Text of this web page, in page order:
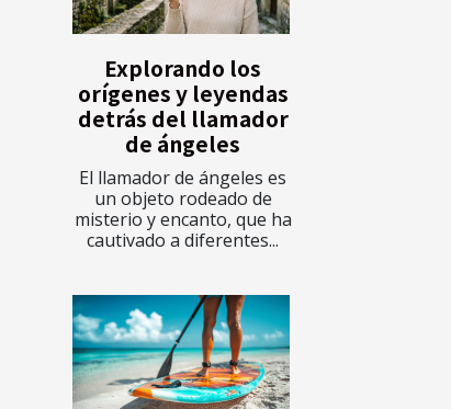
Explorando los
orígenes y leyendas
detrás del llamador
de ángeles
El llamador de ángeles es
un objeto rodeado de
misterio y encanto, que ha
cautivado a diferentes...